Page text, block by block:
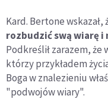
Kard. Bertone wskazał,
rozbudzić swą wiarę i
Podkreślił zarazem, że
którzy przykładem
Boga w znalezieniu
"podwojów wiary".